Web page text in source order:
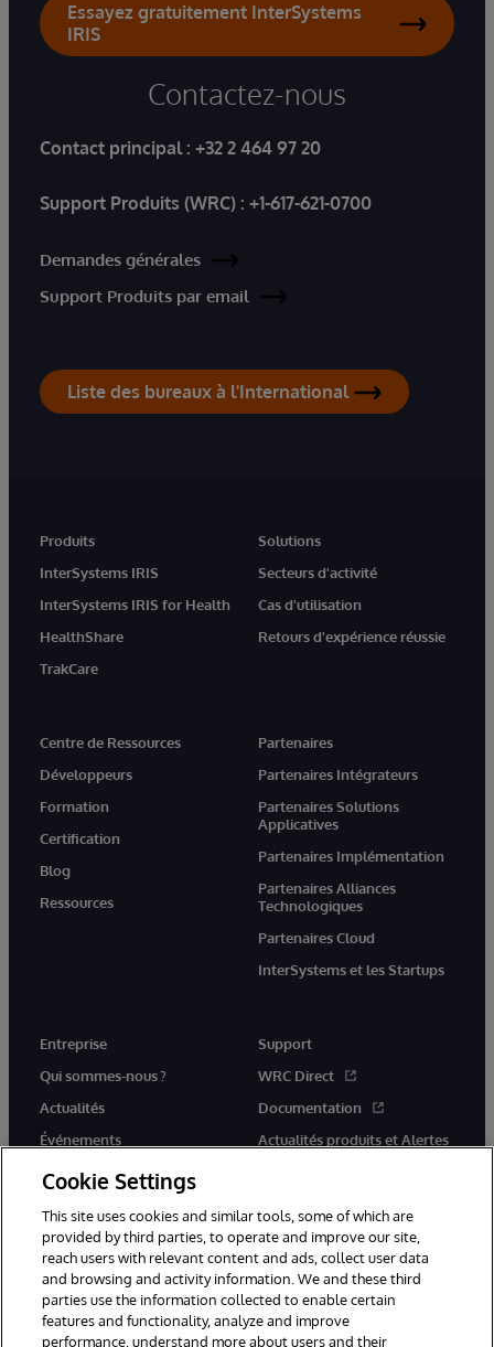
Essayez gratuitement InterSystems
IRIS
Contactez-nous
Contact principal : +32 2 464 97 20
Support Produits (WRC) : +1-617-621-0700
Demandes générales
Support Produits par email
Liste des bureaux à l'International
Produits
InterSystems IRIS
InterSystems IRIS for Health
HealthShare
TrakCare
Solutions
Secteurs d'activité
Cas d'utilisation
Retours d'expérience réussie
Centre de Ressources
Développeurs
Formation
Certification
Blog
Ressources
Partenaires
Partenaires Intégrateurs
Partenaires Solutions
Applicatives
Partenaires Implémentation
Partenaires Alliances
Technologiques
Partenaires Cloud
InterSystems et les Startups
Entreprise
Qui sommes-nous ?
Actualités
Événements
Rejoignez-nous
Support
WRC Direct
Documentation
Actualités produits et Alertes
© 1996-2026 InterSystems Corporation, Cambridge, MA. Tous droits
réservés.
Cookie Settings
This site uses cookies and similar tools, some of which are
provided by third parties, to operate and improve our site,
reach users with relevant content and ads, collect user data
and browsing and activity information. We and these third
parties use the information collected to enable certain
features and functionality, analyze and improve
performance, understand more about users and their